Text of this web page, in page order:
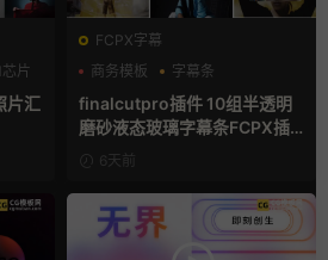
片
片汇
FCPX字幕
商务模板
字幕条
finalcutpro插件 10组半透明
磨砂液态玻璃字幕条FCPX插
6天前